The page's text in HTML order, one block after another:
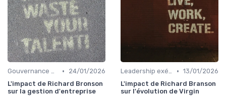
Gouvernance d’entreprise •
24/01/2026
L'impact de Richard Bronson
sur la gestion d'entreprise
Leadership exécutif & prise de décision • 13/01/2026
L'impact de Richard Branson
sur l'évolution de Virgin